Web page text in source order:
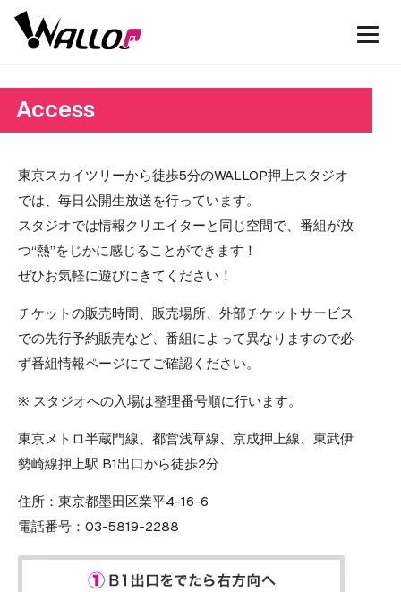
Access
東京スカイツリーから徒歩5分のWALLOP押上スタジオ
では、毎日公開生放送を行っています。
スタジオでは情報クリエイターと同じ空間で、番組が放
つ“熱”をじかに感じることができます！
ぜひお気軽に遊びにきてください！
チケットの販売時間、販売場所、外部チケットサービス
での先行予約販売など、番組によって異なりますので必
ず番組情報ページにてご確認ください。
※ スタジオへの入場は整理番号順に行います。
東京メトロ半蔵門線、都営浅草線、京成押上線、東武伊
勢崎線押上駅 B1出口から徒歩2分
住所： 東京都墨田区業平4-16-6
電話番号： 03-5819-2288